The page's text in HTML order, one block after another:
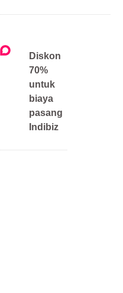
Diskon
70%
untuk
biaya
pasang
Indibiz